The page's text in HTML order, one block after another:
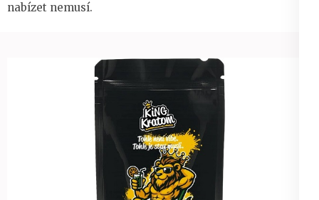
nabízet nemusí.